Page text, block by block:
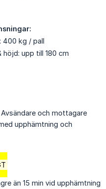
400 kg / pall
höjd: upp till 180 cm
och mottagare
upphämtning och
än 15 min vid upphämtning